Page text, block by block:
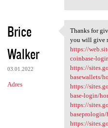
Brice
Walker
03.01.2022
Adres
Thanks for
Thanks for
you will give
https://
coinbase-
https://
basewallets/
https://
base-login/
https://
baseprologin/
https://